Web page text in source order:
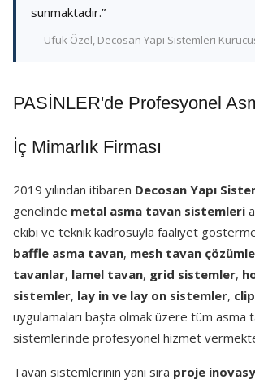
sunmaktadır.”
— Ufuk Özel, Decosan Yapı Sistemleri
PASİNLER'de Profesyonel
İç Mimarlık Firması
2019 yılından itibaren Decosan Yapı
genelinde metal asma tavan sistemleri
ekibi ve teknik kadrosuyla faaliyet
baffle asma tavan, mesh tavan
tavanlar, lamel tavan, grid sistemler,
sistemler, lay in ve lay on sistemler,
uygulamaları başta olmak üzere tüm asma
sistemlerinde profesyonel hizmet
Tavan sistemlerinin yanı sıra proje